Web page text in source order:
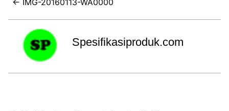
Spesifikasiproduk.com